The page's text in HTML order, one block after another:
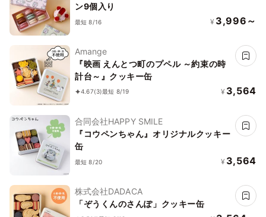
ン9個入り
最短 8/16 ¥ 3,996～
Amange
『映画 えんとつ町のプペル ～約束の時
計台～』クッキー缶
4.67(3)最短 8/19 ¥ 3,564
合同会社HAPPY SMILE
『コウペンちゃん』オリジナルクッキー
缶
最短 8/20 ¥ 3,564
株式会社DADACA
「ぞうくんのさんぽ」クッキー缶